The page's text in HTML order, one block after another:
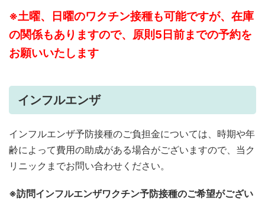
※土曜、日曜のワクチン接種も可能ですが、在庫
の関係もありますので、原則5日前までの予約を
お願いいたします
インフルエンザ
インフルエンザ予防接種のご負担金については、時期や年
齢によって費用の助成がある場合がございますので、当ク
リニックまでお問い合わせください。
※訪問インフルエンザワクチン予防接種のご希望がござい